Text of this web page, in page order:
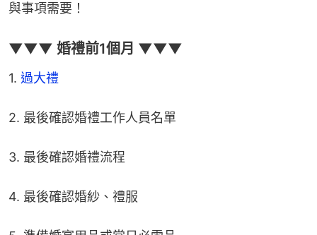
與事項需要！
▼▼▼ 婚禮前1個月 ▼▼▼
1. 過大禮
2. 最後確認婚禮工作人員名單
3. 最後確認婚禮流程
4. 最後確認婚紗、禮服